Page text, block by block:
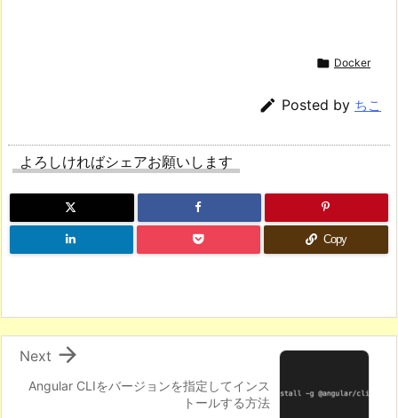
 Docker
 Posted by ちこ
よろしければシェアお願いします
Copy
Angular CLIをバージョンを指定してインス
トールする方法

Next